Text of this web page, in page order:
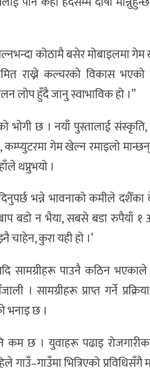
कोठामै बसेर मोबाइलमा
राख्ने कल्चरको विकास
लोप हुँदै जानु स्वाभाविक हो ।”
छ । नयाँ पुस्तालाई
गेम खेल्न रमाइलो
थप्नुभयो ।
भन्ने भावनाको कमीले
बाप बडो न भैया, सबसे बडा रुपैयाँ
कुरा यही हो ।’
पाउनै कठिन
। सामग्रीहरू प्राप्त गर्ने
भनाइ छ ।
छ । युवाहरू पढाइ
भित्रिएको प्रविधिसँगै